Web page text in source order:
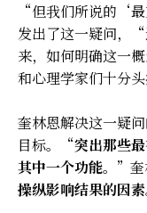
“但我们所说的‘
发出了这一疑问，
来，如何明确这一
和心理学家们十分
奎林恩解决这一疑
目标。“突出那些
其中一个功能。 ”奎
操纵影响结果的因素